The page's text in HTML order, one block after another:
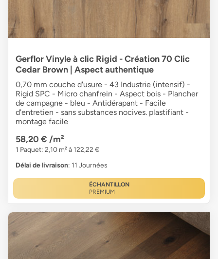
Gerflor Vinyle à clic Rigid - Création 70 Clic
Cedar Brown | Aspect authentique
0,70 mm couche d'usure - 43 Industrie (intensif) -
Rigid SPC - Micro chanfrein - Aspect bois - Plancher
de campagne - bleu - Antidérapant - Facile
d'entretien - sans substances nocives. plastifiant -
montage facile
58,20 € /m²
1 Paquet: 2,10 m² à 122,22 €
Délai de livraison: 11 Journées
ÉCHANTILLON
PREMIUM